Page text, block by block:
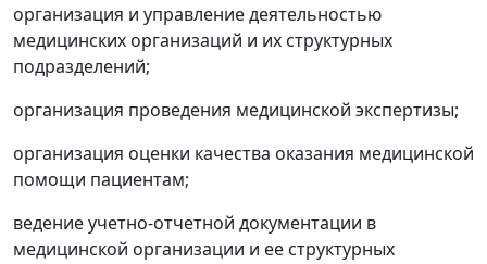
организация и управление деятельностью
медицинских организаций и их структурных
подразделений;
организация проведения медицинской экспертизы;
организация оценки качества оказания медицинской
помощи пациентам;
ведение учетно-отчетной документации в
медицинской организации и ее структурных